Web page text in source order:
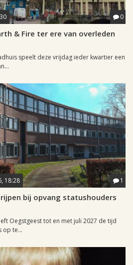
0
& Fire ter ere van overleden
speelt deze vrijdag ieder kwartier een
18:28 1
bij opvang statushouders
Oegstgeest tot en met juli 2027 de tijd
op te...